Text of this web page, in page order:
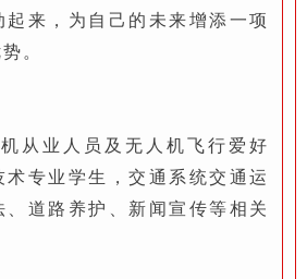
来，为自己的未来增添一项
。
从业人员及无人机飞行爱好
专业学生，交通系统交通运
道路养护、新闻宣传等相关